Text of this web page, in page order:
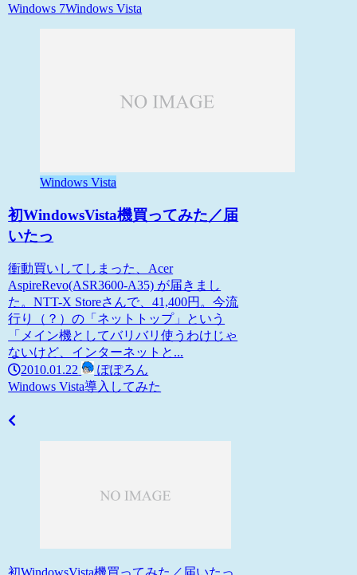
Windows 7Windows Vista
Windows Vista
初WindowsVista機買ってみた／届
いたっ
衝動買いしてしまった、Acer
AspireRevo(ASR3600-A35) が届きまし
た。NTT-X Storeさんで、41,400円。今流
行り（？）の「ネットトップ」という
「メイン機としてバリバリ使うわけじゃ
ないけど、インターネットと...
2010.01.22
ぽぽろん
Windows Vista導入してみた
初WindowsVista機買ってみた／届いたっ